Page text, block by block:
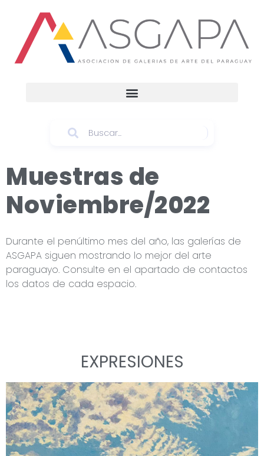
Muestras de
Noviembre/2022
Durante el penúltimo mes del año, las galerías de
ASGAPA siguen mostrando lo mejor del arte
paraguayo. Consulte en el apartado de contactos
los datos de cada espacio.
EXPRESIONES